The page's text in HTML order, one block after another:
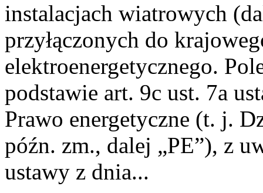
instalacjach wiatrowych
przyłączonych do
elektroenergetycznego.
podstawie art. 9c ust. 7a
Prawo energetyczne (t. j.
późn. zm., dalej „PE”), z
ustawy z dnia...